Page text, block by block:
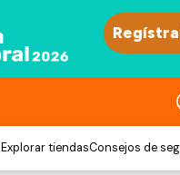
Explorar tiendasConsejos de